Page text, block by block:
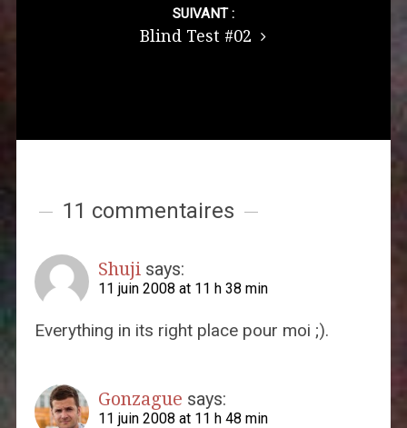
SUIVANT :
Blind Test #02
11 commentaires
Shuji says:
11 juin 2008 at 11 h 38 min
Everything in its right place pour moi ;).
Gonzague says:
11 juin 2008 at 11 h 48 min